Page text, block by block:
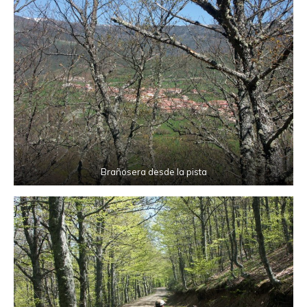
Brañosera desde la pista